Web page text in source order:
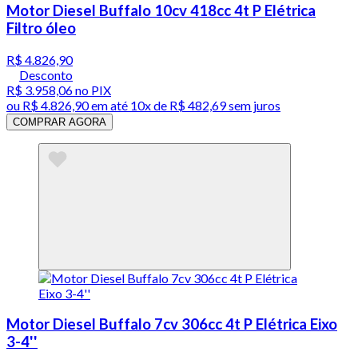
Motor Diesel Buffalo 10cv 418cc 4t P Elétrica
Filtro óleo
R$ 4.826,90
Desconto
R$ 3.958,06no PIX
ou R$ 4.826,90em até 10x de R$ 482,69 sem juros
COMPRAR AGORA
Motor Diesel Buffalo 7cv 306cc 4t P Elétrica Eixo
3-4''